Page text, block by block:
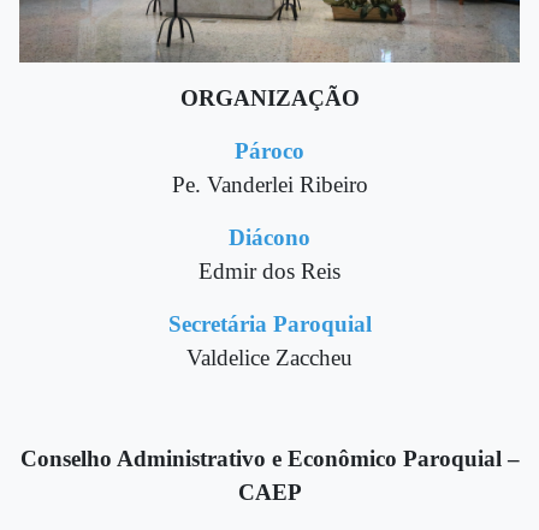
ORGANIZAÇÃO
Pároco
Pe. Vanderlei Ribeiro
Diácono
Edmir dos Reis
Secretária Paroquial
Valdelice Zaccheu
Conselho Administrativo e Econômico Paroquial –
CAEP